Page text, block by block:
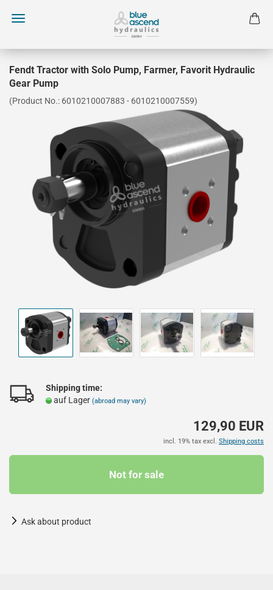
Fendt Tractor with Solo Pump, Farmer, Favorit Hydraulic
Gear Pump
(Product No.: 6010210007883 - 6010210007559)
Shipping time:
auf Lager (abroad may vary)
129,90 EUR
incl. 19% tax excl. Shipping costs
Ask about product